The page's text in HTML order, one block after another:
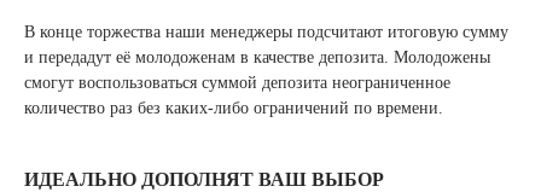
В конце торжества наши менеджеры подсчитают итоговую сумму
и передадут её молодоженам в качестве депозита. Молодожены
смогут воспользоваться суммой депозита неограниченное
количество раз без каких-либо ограничений по времени.
ИДЕАЛЬНО ДОПОЛНЯТ ВАШ ВЫБОР